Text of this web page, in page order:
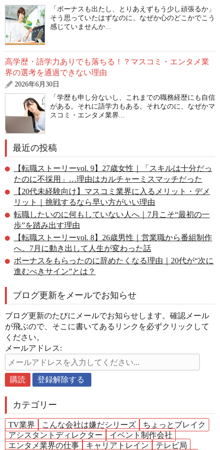
「ボーナスも出たし、とりあえずもう少し頑張るか」
そう思っていたはずなのに、なぜか心のどこかでこう
感じていませんか...
高学歴・語学力ありでも落ちる！？マスコミ・エンタメ業
界の選考を通過できない理由
2026年6月30日
「学歴も申し分ないし、これまでの職務経歴にも自信
がある。それに語学力もある。それなのに、なぜかマ
スコミ・エンタメ業界...
最近の投稿
【転職ストーリーvol. 9】27歳女性｜「スキルは十分だっ
たのに不採用」…理由はカルチャーミスマッチだった
【20代未経験向け】マスコミ業界に入るメリット・デメ
リット｜挑戦するなら早い方がいい理由
転職したいのに何もしていない人へ｜7月こそ“最初の一
歩”を踏み出す理由
【転職ストーリーvol. 8】26歳男性｜営業職から番組制作
へ。7月に動き出して人生が変わった話
ボーナスをもらったのに辞めたくなる理由｜20代が“次に
進むべきサイン”とは？
ブログ更新をメールでお知らせ
ブログ更新のたびにメールでお知らせします。確認メール
が飛ぶので、そこに書いてあるリンクを必ずクリックして
ください。
メールアドレス:
カテゴリー
TV業界 こんな会社は嫌だシリーズ
ちょっとブレイク
アシスタントディレクター
イベント制作会社
エンタメ業界の仕事
キャリアトレイン
テレビ局